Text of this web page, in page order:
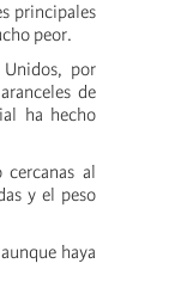
principales
peor.
por
de
ha hecho
al
y el peso
haya